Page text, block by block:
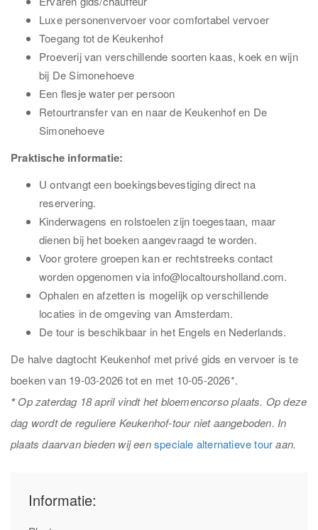
Luxe personenvervoer voor comfortabel vervoer
Toegang tot de Keukenhof
Proeverij van verschillende soorten kaas, koek en wijn
bij De Simonehoeve
Een flesje water per persoon
Retourtransfer van en naar de Keukenhof en De
Simonehoeve
Praktische informatie:
U ontvangt een boekingsbevestiging direct na
reservering.
Kinderwagens en rolstoelen zijn toegestaan, maar
dienen bij het boeken aangevraagd te worden.
Voor grotere groepen kan er rechtstreeks contact
worden opgenomen via info@localtoursholland.com.
Ophalen en afzetten is mogelijk op verschillende
locaties in de omgeving van Amsterdam.
De tour is beschikbaar in het Engels en Nederlands.
De halve dagtocht Keukenhof met privé gids en vervoer is te
boeken van 19-03-2026 tot en met 10-05-2026*.
*Op zaterdag 18 april vindt het bloemencorso plaats. Op deze
dag wordt de reguliere Keukenhof-tour niet aangeboden. In
plaats daarvan bieden wij eenspeciale alternatieve touraan.
Informatie: